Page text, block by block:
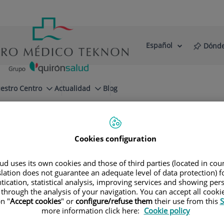
Selector
Idioma
Español
Centro Actualidad Blog
Especialidades
tu próxima cita con nuestros mejores
Cookies configuration
uses its own cookies and those of third parties (located in
does not guarantee an adequate level of data protection)
statistical analysis, improving services and showing
the analysis of your navigation. You can accept all
"Accept cookies" or configure/refuse themtheir use from this
more information click here: Cookie policy